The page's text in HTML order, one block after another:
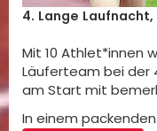
4. Lange Laufnacht,
Mit 10 Athlet*innen
Läuferteam bei der
am Start mit
In einem